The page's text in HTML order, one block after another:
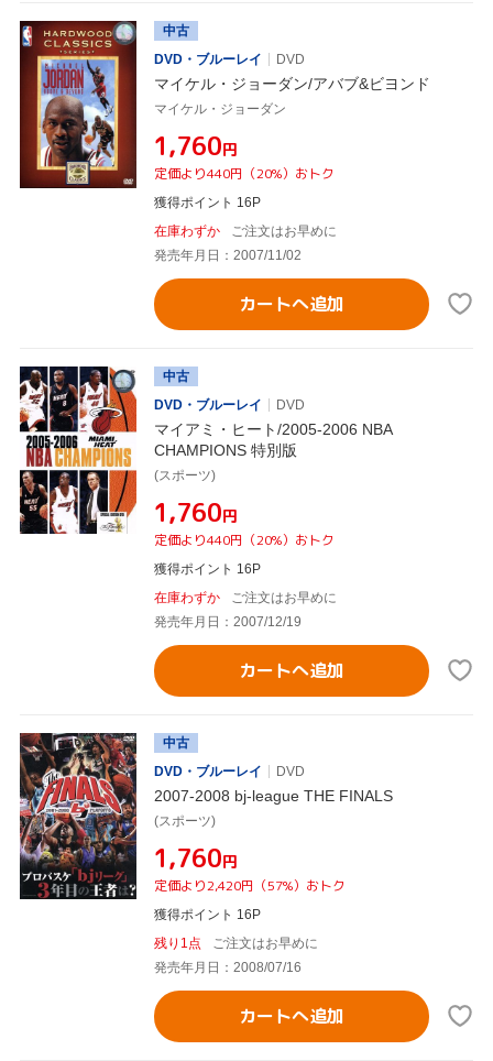
中古
DVD・ブルーレイ
DVD
マイケル・ジョーダン/アバブ&ビヨンド
マイケル・ジョーダン
¥1,760円
定価より440円（20%）おトク
獲得ポイント 16P
在庫わずか
ご注文はお早めに
発売年月日：2007/11/02
カートへ追加
中古
DVD・ブルーレイ
DVD
マイアミ・ヒート/2005-2006 NBA
CHAMPIONS 特別版
(スポーツ)
¥1,760円
定価より440円（20%）おトク
獲得ポイント 16P
在庫わずか
ご注文はお早めに
発売年月日：2007/12/19
カートへ追加
中古
DVD・ブルーレイ
DVD
2007-2008 bj-league THE FINALS
(スポーツ)
¥1,760円
定価より2,420円（57%）おトク
獲得ポイント 16P
残り1点
ご注文はお早めに
発売年月日：2008/07/16
カートへ追加